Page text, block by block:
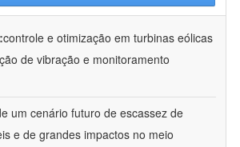
controle e otimização em turbinas eólicas
de vibração e monitoramento
um cenário futuro de escassez de
e de grandes impactos no meio